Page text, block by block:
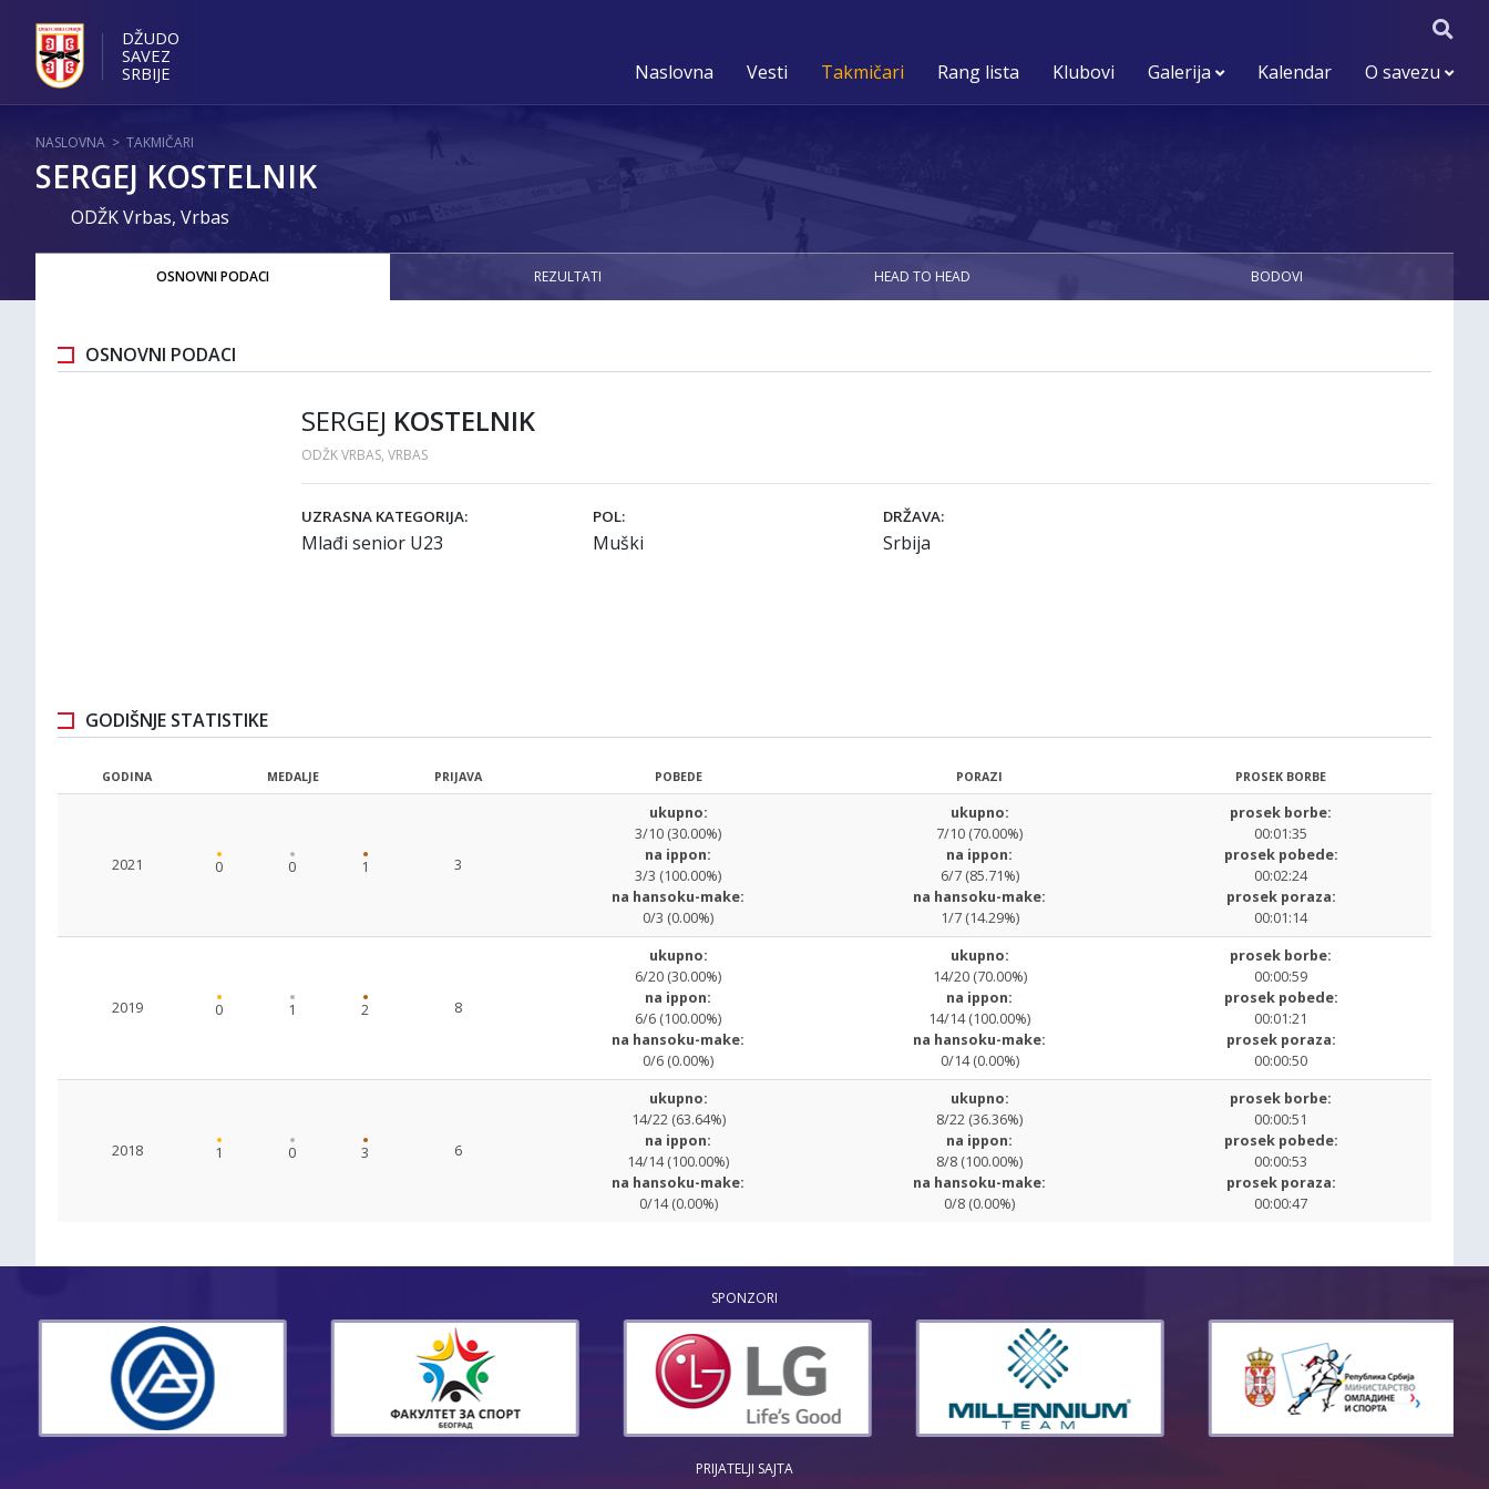
DŽUDO
SAVEZ
SRBIJE
Naslovna Vesti Takmičari Rang lista Klubovi Galerija Kalendar O savezu
NASLOVNA > TAKMIČARI
SERGEJ KOSTELNIK
ODŽK Vrbas, Vrbas
OSNOVNI PODACI REZULTATI HEAD TO HEAD BODOVI
OSNOVNI PODACI
SERGEJ KOSTELNIK
ODŽK VRBAS, VRBAS
UZRASNA KATEGORIJA:
Mlađi senior U23
POL:
Muški
DRŽAVA:
Srbija
GODIŠNJE STATISTIKE
GODINA MEDALJE PRIJAVA POBEDE PORAZI PROSEK BORBE
2021 0 0 1 3
ukupno:
3/10 (30.00%)
na ippon:
3/3 (100.00%)
na hansoku-make:
0/3 (0.00%)
ukupno:
7/10 (70.00%)
na ippon:
6/7 (85.71%)
na hansoku-make:
1/7 (14.29%)
prosek borbe:
00:01:35
prosek pobede:
00:02:24
prosek poraza:
00:01:14
2019 0 1 2 8
ukupno:
6/20 (30.00%)
na ippon:
6/6 (100.00%)
na hansoku-make:
0/6 (0.00%)
ukupno:
14/20 (70.00%)
na ippon:
14/14 (100.00%)
na hansoku-make:
0/14 (0.00%)
prosek borbe:
00:00:59
prosek pobede:
00:01:21
prosek poraza:
00:00:50
2018 1 0 3 6
ukupno:
14/22 (63.64%)
na ippon:
14/14 (100.00%)
na hansoku-make:
0/14 (0.00%)
ukupno:
8/22 (36.36%)
na ippon:
8/8 (100.00%)
na hansoku-make:
0/8 (0.00%)
prosek borbe:
00:00:51
prosek pobede:
00:00:53
prosek poraza:
00:00:47
SPONZORI
PRIJATELJI SAJTA